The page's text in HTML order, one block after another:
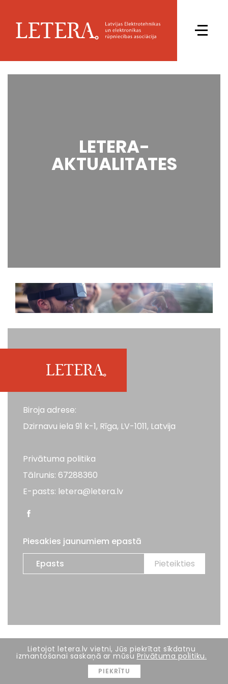
LETERA-
AKTUALITATES
Biroja adrese:
Dzirnavu iela 91 k-1, Rīga, LV-1011, Latvija
Privātuma politika
Tālrunis: 67288360
E-pasts: letera@letera.lv
Piesakies jaunumiem epastā
Visas tiesības aizsargātas. LETERA 2026
Mājas lapas izstrāde: BRIGHT
Lietojot letera.lv vietni, Jūs piekrītat sīkdatņu
izmantošanai saskaņā ar mūsu Privātuma politiku.
PIEKRĪTU